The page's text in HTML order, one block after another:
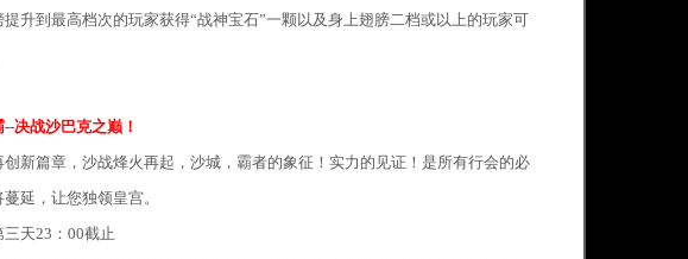
升到最高档次的玩家获得“战神宝石”一颗以及身上翅膀二档或以上的玩家可
决战沙巴克之巅！
新篇章，沙战烽火再起，沙城，霸者的象征！实力的见证！是所有行会的必
延，让您独领皇宫。
天23：00截止